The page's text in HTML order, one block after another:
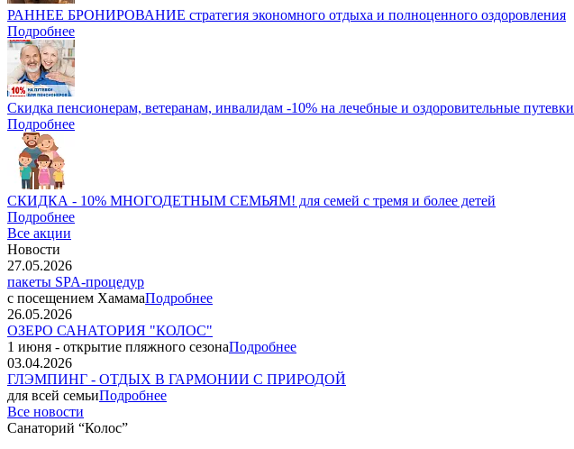
РАННЕЕ БРОНИРОВАНИЕ стратегия экономного отдыха и полноценного оздоровления
Подробнее
Скидка пенсионерам, ветеранам, инвалидам -10% на лечебные и оздоровительные путевки
Подробнее
СКИДКА - 10% МНОГОДЕТНЫМ СЕМЬЯМ! для семей с тремя и более детей
Подробнее
Все акции
Новости
27.05.2026
пакеты SPA-процедур
с посещением ХамамаПодробнее
26.05.2026
ОЗЕРО САНАТОРИЯ "КОЛОС"
1 июня - открытие пляжного сезонаПодробнее
03.04.2026
ГЛЭМПИНГ - ОТДЫХ В ГАРМОНИИ С ПРИРОДОЙ
для всей семьиПодробнее
Все новости
Санаторий “Колос”